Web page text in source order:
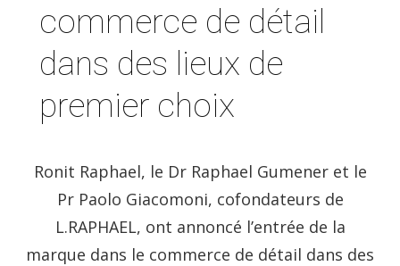
commerce de détail
dans des lieux de
premier choix
Ronit Raphael, le Dr Raphael Gumener et le
Pr Paolo Giacomoni, cofondateurs de
L.RAPHAEL, ont annoncé l’entrée de la
marque dans le commerce de détail dans des